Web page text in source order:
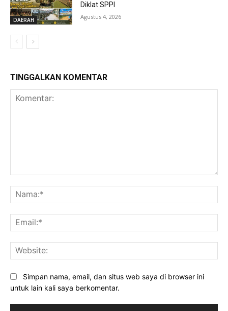
DAERAH
Diklat SPPI
Agustus 4, 2026
TINGGALKAN KOMENTAR
Simpan nama, email, dan situs web saya di browser ini
untuk lain kali saya berkomentar.